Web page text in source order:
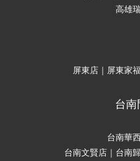
高雄
屏東店｜屏東家
台南
台南華
台南文賢店｜台南